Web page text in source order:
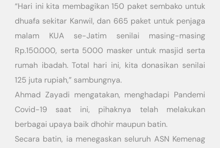
“Hari ini kita membagikan 150 paket sembako untuk
dhuafa sekitar Kanwil, dan 665 paket untuk penjaga
malam KUA se-Jatim senilai masing-masing
Rp.150.000, serta 5000 masker untuk masjid serta
rumah ibadah. Total hari ini, kita donasikan senilai
125 juta rupiah,” sambungnya.
Ahmad Zayadi mengatakan, menghadapi Pandemi
Covid-19 saat ini, pihaknya telah melakukan
berbagai upaya baik dhohir maupun batin.
Secara batin, ia menegaskan seluruh ASN Kemenag